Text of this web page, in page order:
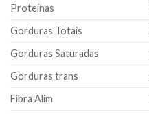
Proteínas
Gorduras Totais
Gorduras Saturadas
Gorduras trans
Fibra Alim